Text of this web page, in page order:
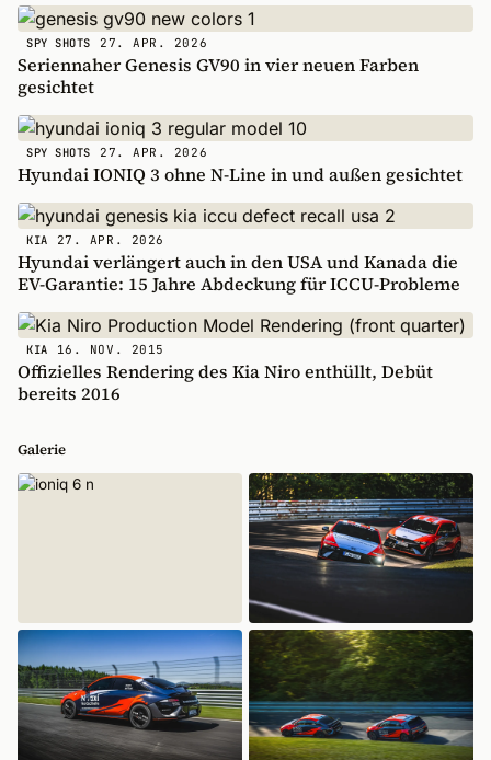
SPY SHOTS 27. APR. 2026
Seriennaher Genesis GV90 in vier neuen Farben
gesichtet
SPY SHOTS 27. APR. 2026
Hyundai IONIQ 3 ohne N-Line in und außen gesichtet
KIA 27. APR. 2026
Hyundai verlängert auch in den USA und Kanada die
EV-Garantie: 15 Jahre Abdeckung für ICCU-Probleme
KIA 16. NOV. 2015
Offizielles Rendering des Kia Niro enthüllt, Debüt
bereits 2016
Galerie